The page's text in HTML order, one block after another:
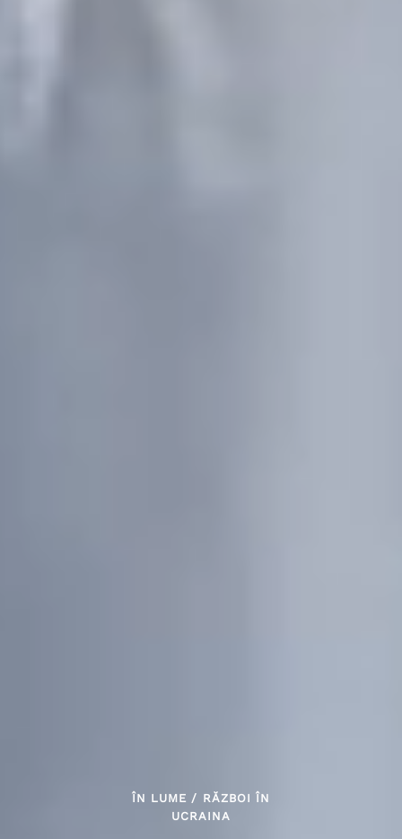
ÎN LUME / RĂZBOI ÎN
UCRAINA